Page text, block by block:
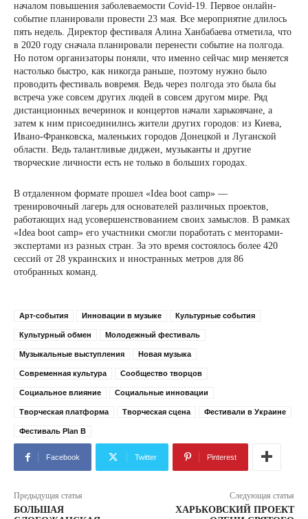
началом повышения заболеваемости Covid-19. Первое онлайн-
событие планировали провести 23 мая. Все мероприятие длилось
пять недель. Директор фестиваля Алина Ханбабаева отметила, что
в 2020 году сначала планировали перенести событие на полгода.
Но потом организаторы поняли, что именно сейчас мир меняется
настолько быстро, как никогда раньше, поэтому нужно было
проводить фестиваль вовремя. Ведь через полгода это была бы
встреча уже совсем других людей в совсем другом мире. Ряд
дистанционных вечеринок и концертов начали харьковчане, а
затем к ним присоединились жители других городов: из Киева,
Ивано-Франковска, маленьких городов Донецкой и Луганской
области. Ведь талантливые диджеи, музыканты и другие
творческие личности есть не только в больших городах.
В отдаленном формате прошел «Idea boot camp» —
тренировочный лагерь для основателей различных проектов,
работающих над усовершенствованием своих замыслов. В рамках
«Idea boot camp» его участники смогли поработать с менторами-
экспертами из разных стран. За это время состоялось более 420
сессий от 28 украинских и иностранных метров для 86
отобранных команд.
Арт-события Инновации в музыке Культурные события
Культурный обмен Молодежный фестиваль
Музыкальные выступления Новая музыка
Современная культура Сообщество творцов
Социальное влияние Социальные инновации
Творческая платформа Творческая сцена Фестивали в Украине
Фестиваль Plan B
Facebook Twitter Pinterest
Предыдущая статья
БОЛЬШАЯ
Следующая статья
ХАРЬКОВСКИЙ ПРОЕКТ